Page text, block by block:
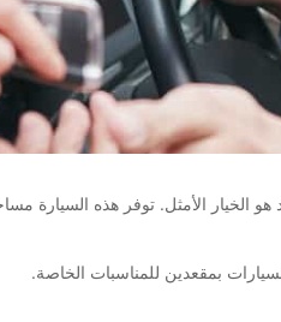
لعطلة نهاية أسبوع مع الصديقات، أو رحلة شبابية مع الأصدقاء، أو إجازة عائلية، فإن تأجير سيارة
بمقعدين للمناسبات الخاصة.